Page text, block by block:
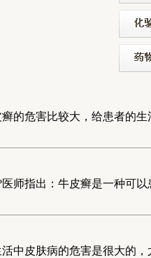
的危害比较大，给患者的
师指出：牛皮癣是一种可
中皮肤病的危害是很大的